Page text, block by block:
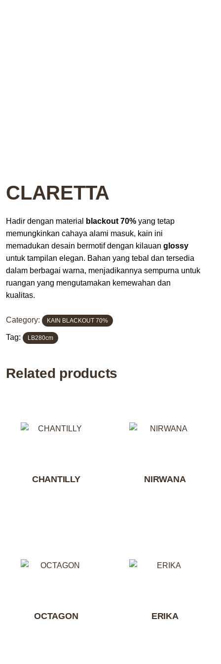
CLARETTA
Hadir dengan material blackout 70% yang tetap
memungkinkan cahaya alami masuk, kain ini
memadukan desain bermotif dengan kilauan glossy
untuk tampilan elegan. Bahan yang tebal dan tersedia
dalam berbagai warna, menjadikannya sempurna untuk
ruangan yang mengutamakan kemewahan dan
kualitas.
Category: KAIN BLACKOUT 70%
Tag: LB280cm
Related products
CHANTILLY NIRWANA
OCTAGON ERIKA